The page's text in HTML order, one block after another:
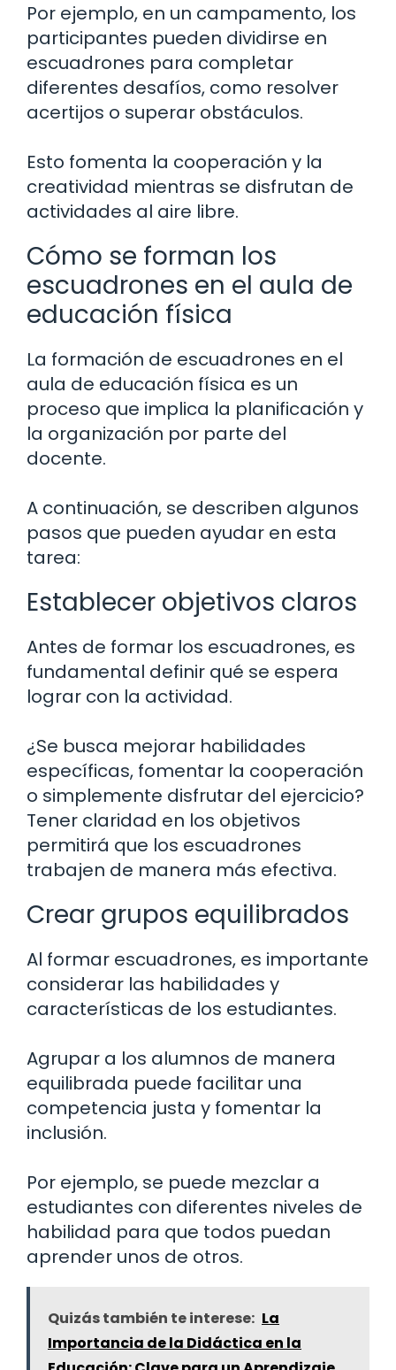
Por ejemplo, en un campamento, los
participantes pueden dividirse en
escuadrones para completar
diferentes desafíos, como resolver
acertijos o superar obstáculos.
Esto fomenta la cooperación y la
creatividad mientras se disfrutan de
actividades al aire libre.
Cómo se forman los
escuadrones en el aula de
educación física
La formación de escuadrones en el
aula de educación física es un
proceso que implica la planificación y
la organización por parte del
docente.
A continuación, se describen algunos
pasos que pueden ayudar en esta
tarea:
Establecer objetivos claros
Antes de formar los escuadrones, es
fundamental definir qué se espera
lograr con la actividad.
¿Se busca mejorar habilidades
específicas, fomentar la cooperación
o simplemente disfrutar del ejercicio?
Tener claridad en los objetivos
permitirá que los escuadrones
trabajen de manera más efectiva.
Crear grupos equilibrados
Al formar escuadrones, es importante
considerar las habilidades y
características de los estudiantes.
Agrupar a los alumnos de manera
equilibrada puede facilitar una
competencia justa y fomentar la
inclusión.
Por ejemplo, se puede mezclar a
estudiantes con diferentes niveles de
habilidad para que todos puedan
aprender unos de otros.
Quizás también te interese: La
Importancia de la Didáctica en la